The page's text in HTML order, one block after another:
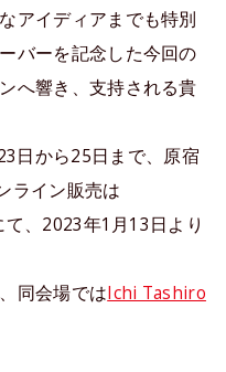
アイディアまでも特別
バーを記念した今回の
へ響き、支持される貴
日から25日まで、原宿
ライン販売は
て、2023年1月13日より
同会場ではIchi Tashiro